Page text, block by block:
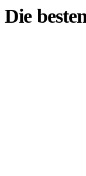
Die